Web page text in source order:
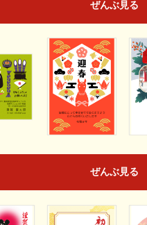
ぜんぶ見る
ぜんぶ見る